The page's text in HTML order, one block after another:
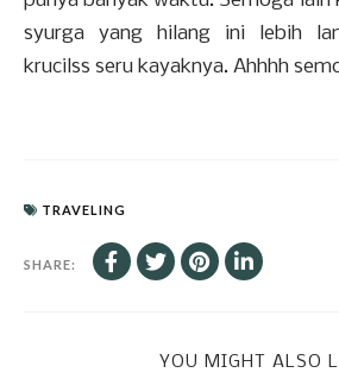
syurga yang hilang ini lebih
krucilss seru kayaknya. Ahhhh
TRAVELING
SHARE:
YOU MIGHT ALSO